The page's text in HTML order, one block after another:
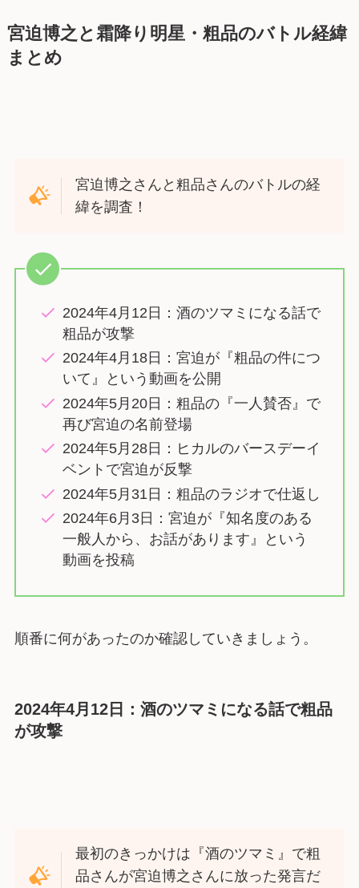
宮迫博之と霜降り明星・粗品のバトル経緯
まとめ
宮迫博之さんと粗品さんのバトルの経
緯を調査！
2024年4月12日：酒のツマミになる話で
粗品が攻撃
2024年4月18日：宮迫が『粗品の件につ
いて』という動画を公開
2024年5月20日：粗品の『一人賛否』で
再び宮迫の名前登場
2024年5月28日：ヒカルのバースデーイ
ベントで宮迫が反撃
2024年5月31日：粗品のラジオで仕返し
2024年6月3日：宮迫が『知名度のある
一般人から、お話があります』という
動画を投稿
順番に何があったのか確認していきましょう。
2024年4月12日：酒のツマミになる話で粗品
が攻撃
最初のきっかけは『酒のツマミ』で粗
品さんが宮迫博之さんに放った発言だ